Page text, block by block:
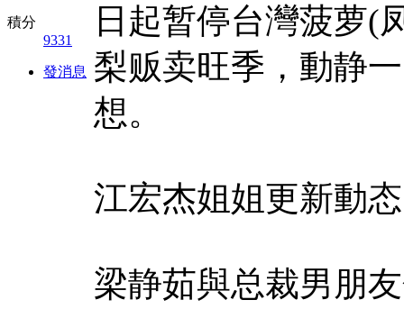
積分
9331
發消息
日起暂停台灣菠萝(
梨贩卖旺季，動静
想。
江宏杰姐姐更新動
梁静茹與总裁男朋